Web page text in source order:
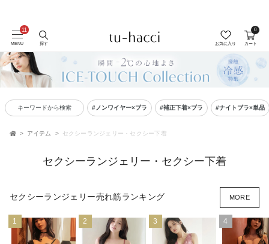
MENU 探す お気に入り カート
0
キーワードから検索 #ノンワイヤー×ブラ #補正下着×ブラ #ナイトブラ×単品
アイテム セクシーランジェリー・セクシー下着
セクシーランジェリー・セクシー下着
セクシーランジェリー売れ筋ランキング MORE
1 2 3 4